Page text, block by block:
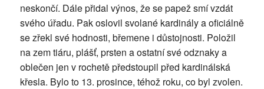
neskončí. Dále přidal výnos, že se papež smí vzdát
svého úřadu. Pak oslovil svolané kardinály a oficiálně
se zřekl své hodnosti, břemene i důstojnosti. Položil
na zem tiáru, plášť, prsten a ostatní své odznaky a
oblečen jen v rochetě předstoupil před kardinálská
křesla. Bylo to 13. prosince, téhož roku, co byl zvolen.